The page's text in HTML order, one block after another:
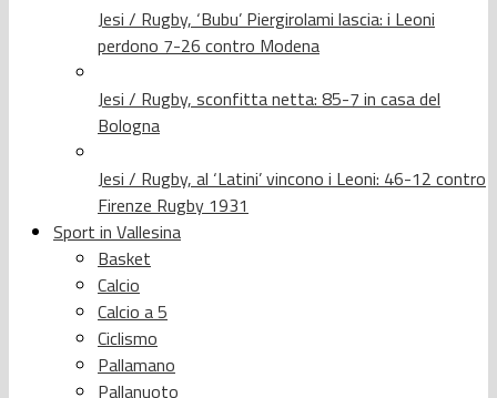
Jesi / Rugby, ‘Bubu’ Piergirolami lascia: i Leoni
perdono 7-26 contro Modena
Jesi / Rugby, sconfitta netta: 85-7 in casa del
Bologna
Jesi / Rugby, al ‘Latini’ vincono i Leoni: 46-12 contro
Firenze Rugby 1931
Sport in Vallesina
Basket
Calcio
Calcio a 5
Ciclismo
Pallamano
Pallanuoto